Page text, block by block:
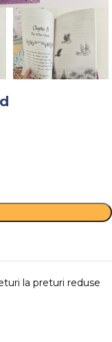
la preturi reduse